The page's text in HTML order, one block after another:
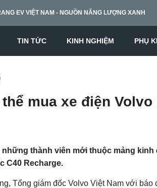
EV VIỆT NAM - NGUỒN NĂNG LƯỢNG XANH
TIN TỨC KINH NGHIỆM PHỤ
mua xe điện
những thành viên mới thuộc mảng
C40 Recharge.
Tổng giám đốc Volvo Việt Nam với báo